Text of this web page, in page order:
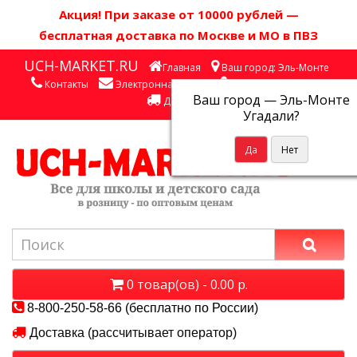
Акция! При заказе от 10000 рублей —
бесплатная доставка по Москве и МО в ПВЗ
UCH-MARKET.RU Главная Ваш город: Эль-Монте
Ваш город —Эль-Монте
Угадали?
Контакты Электронная почта
Личный кабинет
Доставка
0 товар(ов) - 0.00 р.
8-800-250-58-66 (бесплатно по России)
Доставка (рассчитывает оператор)